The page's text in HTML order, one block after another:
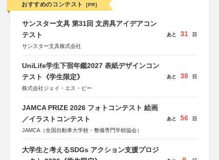
おすすめのコンテスト [PR]
サンスター文具 第31回 文房具アイデアコン
テスト
サンスター文具株式会社
あと 31 日
UniLife学生下宿年鑑2027 表紙デザインコン
テスト《学生限定》
株式会社ジェイ・エス・ビー
あと 38 日
JAMCA PRIZE 2026 フォトコンテスト 絵画
／イラストコンテスト
JAMCA（全国自動車大学校・整備専門学校協会）
あと 56 日
大学生と考えるSDGs アクション支援プロジ